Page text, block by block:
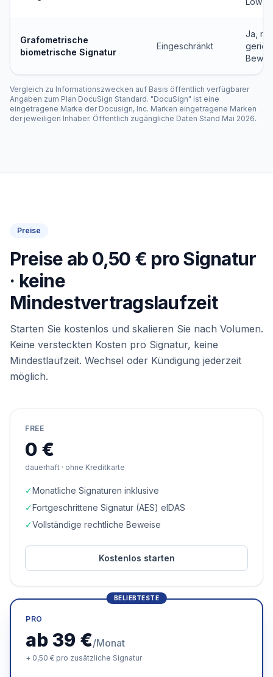
Grafometrische
biometrische Signatur
Eingeschränkt
Ja, mit
Vergleich zu Informationszwecken auf Basis öffentlich verfügbarer
Angaben zum Plan DocuSign Standard. "DocuSign" ist eine
eingetragene Marke der Docusign, Inc. Marken eingetragene Marken
der jeweiligen Inhaber. Öffentlich zugängliche Daten Stand Mai 2026.
Preise
Preise ab 0,50 € pro Signatur
· keine
Mindestvertragslaufzeit
Starten Sie kostenlos und skalieren Sie nach Volumen.
Keine versteckten Kosten pro Signatur, keine
Mindestlaufzeit. Wechsel oder Kündigung jederzeit
möglich.
FREE
0 €
dauerhaft · ohne Kreditkarte
✓Monatliche Signaturen inklusive
✓Fortgeschrittene Signatur (AES) eIDAS
✓Vollständige rechtliche Beweise
Kostenlos starten
BELIEBTESTE
PRO
ab 39 €/Monat
+ 0,50 € pro zusätzliche Signatur